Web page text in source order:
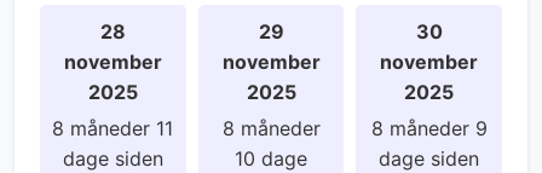
28
november
2025
8 måneder 11
dage siden
29
november
2025
8 måneder
10 dage
30
november
2025
8 måneder 9
dage siden